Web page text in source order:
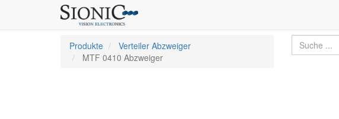
Produkte
Verteiler Abzweiger
MTF 0410 Abzweiger